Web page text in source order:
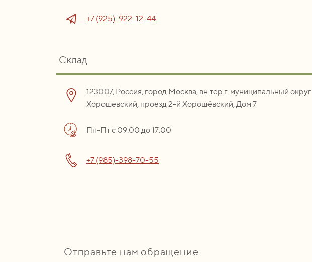
+7 (925)-922-12-44
Склад
123007, Россия, город Москва, вн.тер.г. муниципальный округ
Хорошевский, проезд 2-й Хорошёвский, Дом 7
Пн-Пт с 09:00 до 17:00
+7 (985)-398-70-55
Отправьте нам обращение